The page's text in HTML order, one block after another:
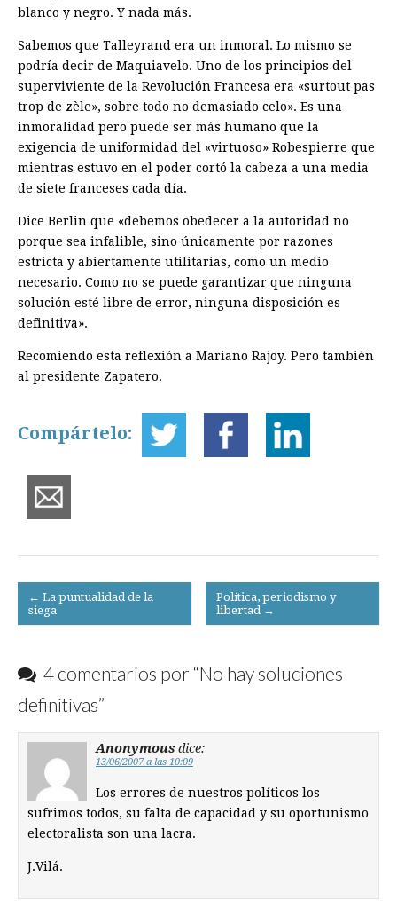
blanco y negro. Y nada más.
Sabemos que Talleyrand era un inmoral. Lo mismo se
podría decir de Maquiavelo. Uno de los principios del
superviviente de la Revolución Francesa era «surtout pas
trop de zèle», sobre todo no demasiado celo». Es una
inmoralidad pero puede ser más humano que la
exigencia de uniformidad del «virtuoso» Robespierre que
mientras estuvo en el poder cortó la cabeza a una media
de siete franceses cada día.
Dice Berlin que «debemos obedecer a la autoridad no
porque sea infalible, sino únicamente por razones
estricta y abiertamente utilitarias, como un medio
necesario. Como no se puede garantizar que ninguna
solución esté libre de error, ninguna disposición es
definitiva».
Recomiendo esta reflexión a Mariano Rajoy. Pero también
al presidente Zapatero.
Compártelo:
Post
navigation
← La puntualidad de la
siega
Política, periodismo y
libertad →
4 comentarios por “No hay soluciones
definitivas”
Anonymous dice:
13/06/2007 a las 10:09
Los errores de nuestros políticos los
sufrimos todos, su falta de capacidad y su oportunismo
electoralista son una lacra.
J.Vilá.